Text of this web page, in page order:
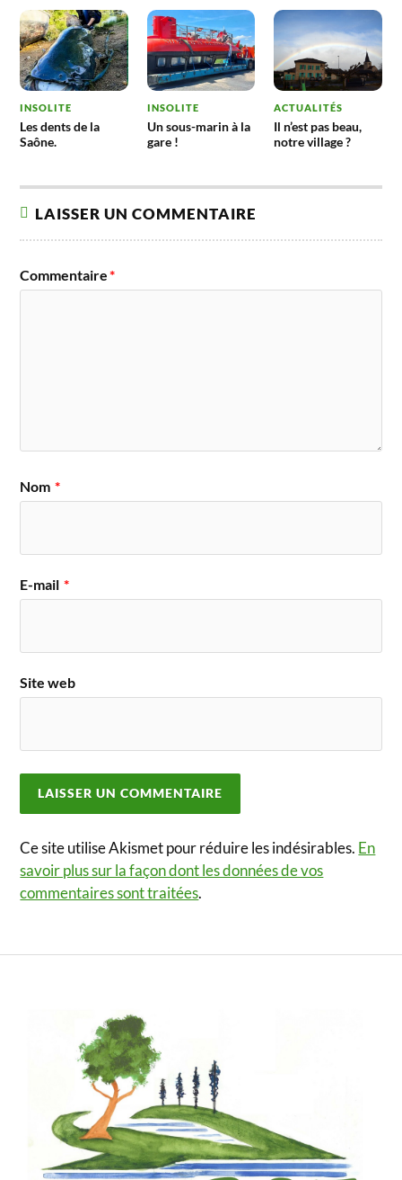
INSOLITE
Les dents de la
Saône.
INSOLITE
Un sous-marin à la
gare !
ACTUALITÉS
Il n’est pas beau,
notre village ?
LAISSER UN COMMENTAIRE
Commentaire*
Nom *
E-mail *
Site web
Ce site utilise Akismet pour réduire les indésirables. En
savoir plus sur la façon dont les données de vos
commentaires sont traitées.